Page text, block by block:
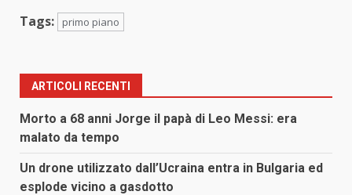
Tags: primo piano
ARTICOLI RECENTI
Morto a 68 anni Jorge il papà di Leo Messi: era
malato da tempo
Un drone utilizzato dall’Ucraina entra in Bulgaria ed
esplode vicino a gasdotto